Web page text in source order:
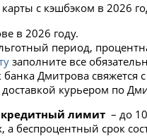
с кэшбэком в 2026
в 2026 году.
период,
заполните все
Дмитрова
курьером по
лимит – до
беспроцентный срок